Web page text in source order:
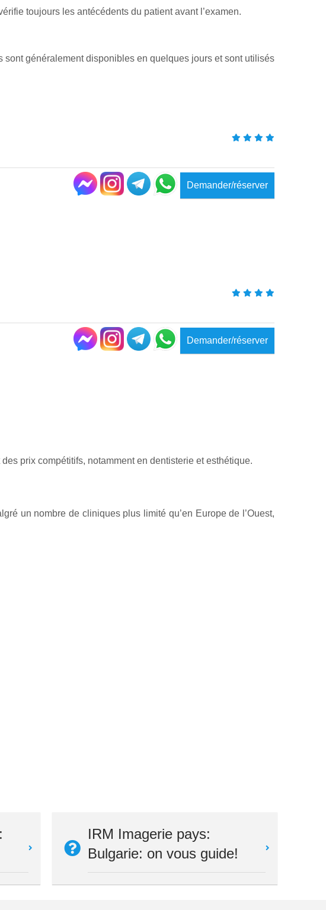
toujours les antécédents du patient avant l’examen.
généralement disponibles en quelques jours et sont utilisés
Demander/réserver
Demander/réserver
prix compétitifs, notamment en dentisterie et esthétique.
un nombre de cliniques plus limité qu’en Europe de l’Ouest,
IRM Imagerie pays:
Bulgarie: on vous guide!